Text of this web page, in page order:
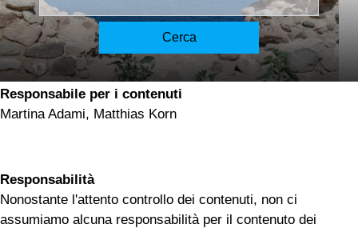
Fondatore
Dr. Rainer Weissengruber
Responsabile per i contenuti
Martina Adami, Matthias Korn
Responsabilità
Nonostante l'attento controllo dei contenuti, non ci
assumiamo alcuna responsabilità per il contenuto dei